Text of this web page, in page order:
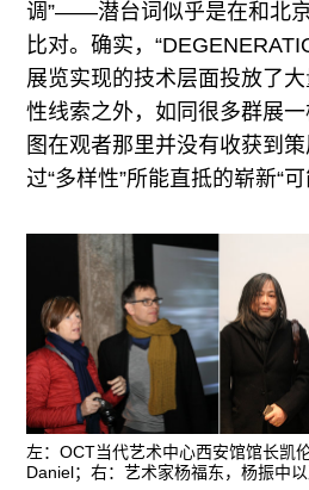
调”——潜台词似乎是在和北
比对。确实，
展览实现的技术层面投放了
性线索之外，如同很多群展
图在观者那里并没有收获到
过“多样性”所能直抵的崭新“可
左：OCT当代艺术中心西安馆馆长凯
Daniel；右：艺术家杨福东，杨振中